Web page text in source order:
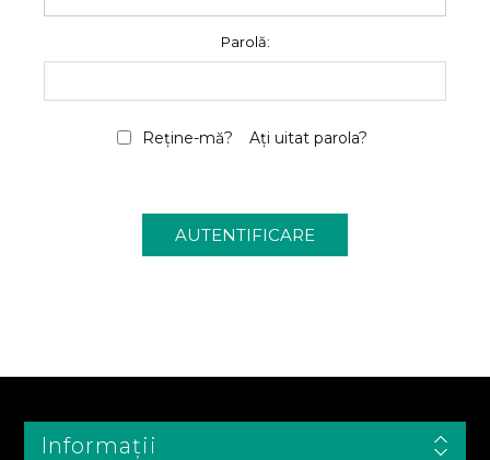
Parolă:
Reține-mă? Ați uitat parola?
Informații